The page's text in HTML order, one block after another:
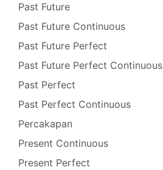
Past Future
Past Future Continuous
Past Future Perfect
Past Future Perfect Continuous
Past Perfect
Past Perfect Continuous
Percakapan
Present Continuous
Present Perfect